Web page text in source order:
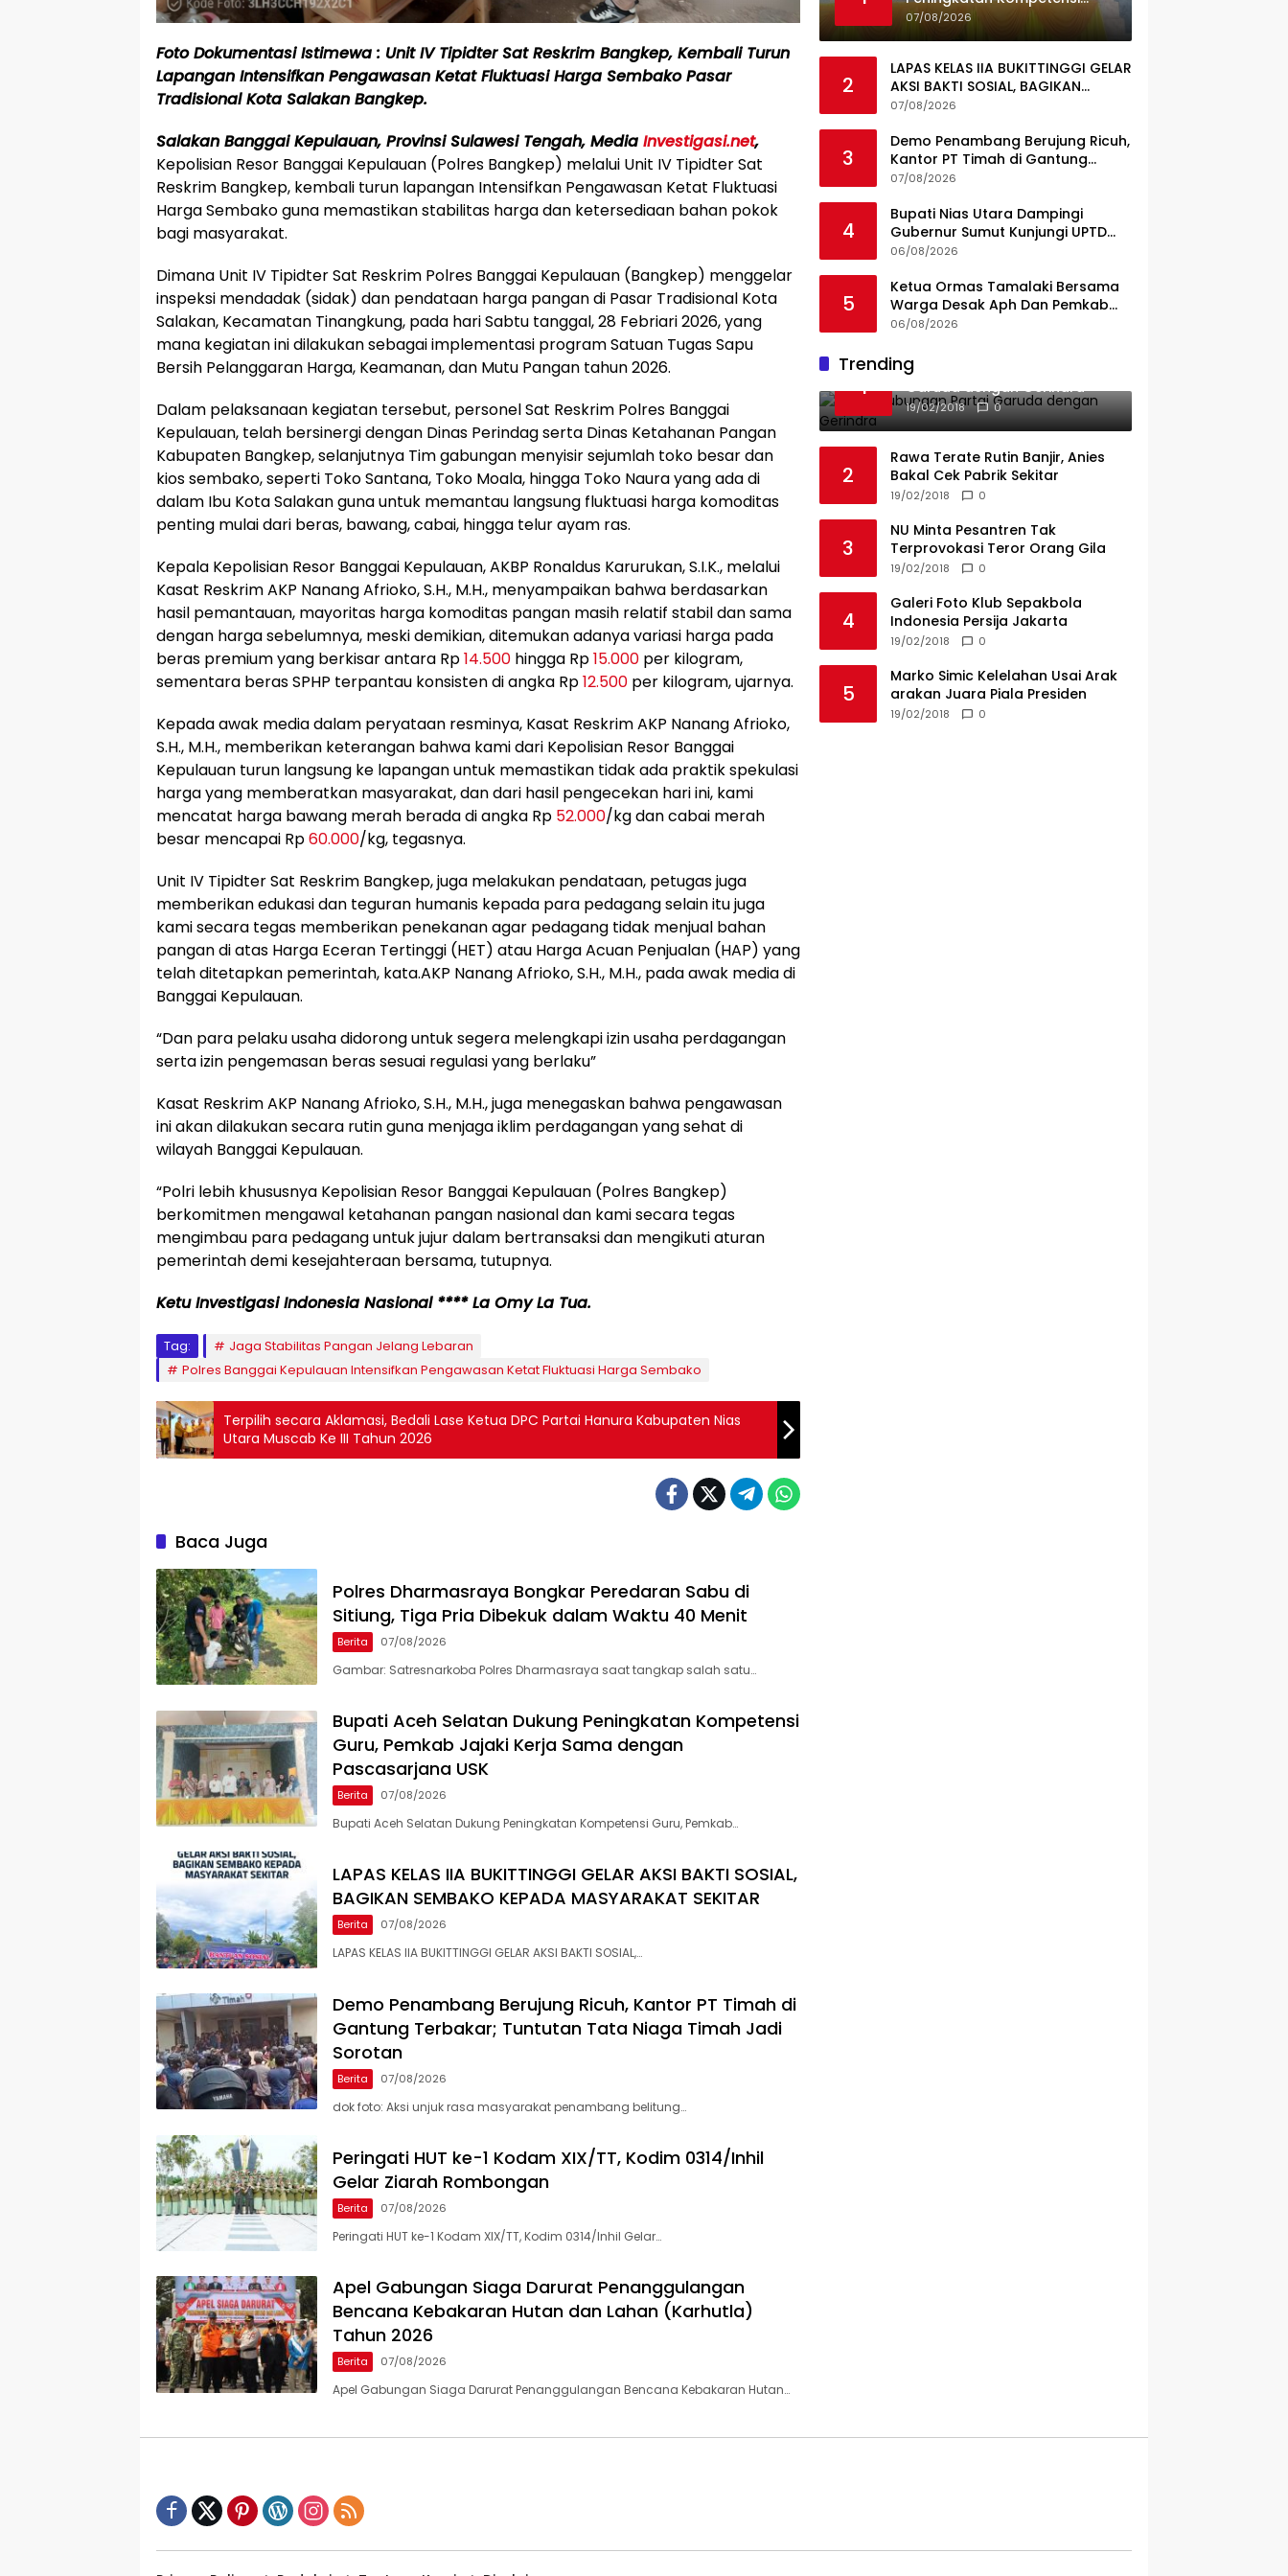
Foto Dokumentasi Istimewa : Unit IV Tipidter Sat Reskrim Bangkep, Kembali Turun
Lapangan Intensifkan Pengawasan Ketat Fluktuasi Harga Sembako Pasar
Tradisional Kota Salakan Bangkep.
Salakan Banggai Kepulauan, Provinsi Sulawesi Tengah, Media Investigasi.net,
Kepolisian Resor Banggai Kepulauan (Polres Bangkep) melalui Unit IV Tipidter Sat
Reskrim Bangkep, kembali turun lapangan Intensifkan Pengawasan Ketat Fluktuasi
Harga Sembako guna memastikan stabilitas harga dan ketersediaan bahan pokok
bagi masyarakat.
Dimana Unit IV Tipidter Sat Reskrim Polres Banggai Kepulauan (Bangkep) menggelar
inspeksi mendadak (sidak) dan pendataan harga pangan di Pasar Tradisional Kota
Salakan, Kecamatan Tinangkung, pada hari Sabtu tanggal, 28 Febriari 2026, yang
mana kegiatan ini dilakukan sebagai implementasi program Satuan Tugas Sapu
Bersih Pelanggaran Harga, Keamanan, dan Mutu Pangan tahun 2026.
Dalam pelaksanaan kegiatan tersebut, personel Sat Reskrim Polres Banggai
Kepulauan, telah bersinergi dengan Dinas Perindag serta Dinas Ketahanan Pangan
Kabupaten Bangkep, selanjutnya Tim gabungan menyisir sejumlah toko besar dan
kios sembako, seperti Toko Santana, Toko Moala, hingga Toko Naura yang ada di
dalam Ibu Kota Salakan guna untuk memantau langsung fluktuasi harga komoditas
penting mulai dari beras, bawang, cabai, hingga telur ayam ras.
Kepala Kepolisian Resor Banggai Kepulauan, AKBP Ronaldus Karurukan, S.I.K., melalui
Kasat Reskrim AKP Nanang Afrioko, S.H., M.H., menyampaikan bahwa berdasarkan
hasil pemantauan, mayoritas harga komoditas pangan masih relatif stabil dan sama
dengan harga sebelumnya, meski demikian, ditemukan adanya variasi harga pada
beras premium yang berkisar antara Rp14.500 hingga Rp15.000 per kilogram,
sementara beras SPHP terpantau konsisten di angka Rp12.500 per kilogram, ujarnya.
Kepada awak media dalam peryataan resminya, Kasat Reskrim AKP Nanang Afrioko,
S.H., M.H., memberikan keterangan bahwa kami dari Kepolisian Resor Banggai
Kepulauan turun langsung ke lapangan untuk memastikan tidak ada praktik spekulasi
harga yang memberatkan masyarakat, dan dari hasil pengecekan hari ini, kami
mencatat harga bawang merah berada di angka Rp 52.000/kg dan cabai merah
besar mencapai Rp60.000/kg, tegasnya.
Unit IV Tipidter Sat Reskrim Bangkep, juga melakukan pendataan, petugas juga
memberikan edukasi dan teguran humanis kepada para pedagang selain itu juga
kami secara tegas memberikan penekanan agar pedagang tidak menjual bahan
pangan di atas Harga Eceran Tertinggi (HET) atau Harga Acuan Penjualan (HAP) yang
telah ditetapkan pemerintah, kata.AKP Nanang Afrioko, S.H., M.H., pada awak media di
Banggai Kepulauan.
“Dan para pelaku usaha didorong untuk segera melengkapi izin usaha perdagangan
serta izin pengemasan beras sesuai regulasi yang berlaku”
Kasat Reskrim AKP Nanang Afrioko, S.H., M.H., juga menegaskan bahwa pengawasan
ini akan dilakukan secara rutin guna menjaga iklim perdagangan yang sehat di
wilayah Banggai Kepulauan.
“Polri lebih khususnya Kepolisian Resor Banggai Kepulauan (Polres Bangkep)
berkomitmen mengawal ketahanan pangan nasional dan kami secara tegas
mengimbau para pedagang untuk jujur dalam bertransaksi dan mengikuti aturan
pemerintah demi kesejahteraan bersama, tutupnya.
Ketu Investigasi Indonesia Nasional **** La Omy La Tua.
Tag:
Jaga Stabilitas Pangan Jelang Lebaran
Polres Banggai Kepulauan Intensifkan Pengawasan Ketat Fluktuasi Harga Sembako
Terpilih secara Aklamasi, Bedali Lase Ketua DPC Partai Hanura Kabupaten Nias
Utara Muscab Ke III Tahun 2026
Baca Juga
Polres Dharmasraya Bongkar Peredaran Sabu di
Sitiung, Tiga Pria Dibekuk dalam Waktu 40 Menit
Berita 07/08/2026
Gambar: Satresnarkoba Polres Dharmasraya saat tangkap salah satu…
Bupati Aceh Selatan Dukung Peningkatan Kompetensi
Guru, Pemkab Jajaki Kerja Sama dengan
Pascasarjana USK
Berita 07/08/2026
Bupati Aceh Selatan Dukung Peningkatan Kompetensi Guru, Pemkab…
LAPAS KELAS IIA BUKITTINGGI GELAR AKSI BAKTI SOSIAL,
BAGIKAN SEMBAKO KEPADA MASYARAKAT SEKITAR
Berita 07/08/2026
LAPAS KELAS IIA BUKITTINGGI GELAR AKSI BAKTI SOSIAL,…
Demo Penambang Berujung Ricuh, Kantor PT Timah di
Gantung Terbakar; Tuntutan Tata Niaga Timah Jadi
Sorotan
Berita 07/08/2026
dok foto: Aksi unjuk rasa masyarakat penambang belitung…
Peringati HUT ke-1 Kodam XIX/TT, Kodim 0314/Inhil
Gelar Ziarah Rombongan
Berita 07/08/2026
Peringati HUT ke-1 Kodam XIX/TT, Kodim 0314/Inhil Gelar…
Apel Gabungan Siaga Darurat Penanggulangan
Bencana Kebakaran Hutan dan Lahan (Karhutla)
Tahun 2026
Berita 07/08/2026
Apel Gabungan Siaga Darurat Penanggulangan Bencana Kebakaran Hutan…
Guru, Pemkab Jajaki Kerja
Sama dengan Pascasarjana
07/08/2026
2
LAPAS KELAS IIA BUKITTINGGI GELAR
AKSI BAKTI SOSIAL, BAGIKAN
SEMBAKO KEPADA MASYARAKAT
07/08/2026
3
Demo Penambang Berujung Ricuh,
Kantor PT Timah di Gantung
Terbakar; Tuntutan Tata Niaga
07/08/2026
4
Bupati Nias Utara Dampingi
Gubernur Sumut Kunjungi UPTD
Puskesmas Lahewa
06/08/2026
5
Ketua Ormas Tamalaki Bersama
Warga Desak Aph Dan Pemkab
Konsel Tangkap Pelaku Angkut
PT KAP Melintas Jalan Umum
06/08/2026
Trending
1
Ini Dia Hubungan Partai
Garuda dengan Gerindra
19/02/2018 0
2
Rawa Terate Rutin Banjir, Anies
Bakal Cek Pabrik Sekitar
19/02/2018 0
3
NU Minta Pesantren Tak
Terprovokasi Teror Orang Gila
19/02/2018 0
4
Galeri Foto Klub Sepakbola
Indonesia Persija Jakarta
19/02/2018 0
5
Marko Simic Kelelahan Usai Arak
arakan Juara Piala Presiden
19/02/2018 0